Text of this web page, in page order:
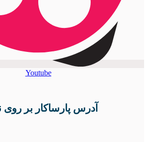
Youtube
آدرس پارساکار بر